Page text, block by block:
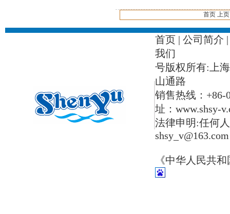
首页 上
首页 | 公司简介
我们
号版权所有:上
山通路
销售热线：+86-
址：www.shsy-
法律申明:任何
shsy_v@163.com
《中华人民共